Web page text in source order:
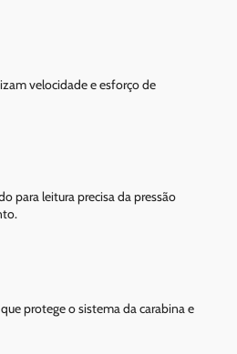
velocidade e esforço de
para leitura precisa da pressão
protege o sistema da carabina e